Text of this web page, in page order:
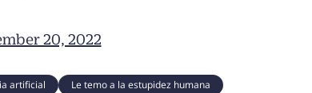
20, 2022
artificial Le temo a la estupidez humana